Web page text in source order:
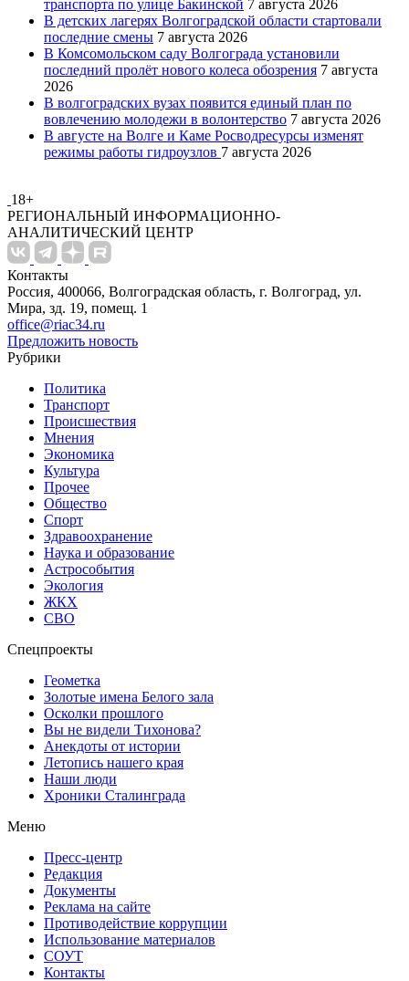
транспорта по улице Бакинской 7 августа 2026
В детских лагерях Волгоградской области стартовали
последние смены 7 августа 2026
В Комсомольском саду Волгограда установили
последний пролёт нового колеса обозрения 7 августа
2026
В волгоградских вузах появится единый план по
вовлечению молодежи в волонтерство 7 августа 2026
В августе на Волге и Каме Росводресурсы изменят
режимы работы гидроузлов 7 августа 2026
18+
РЕГИОНАЛЬНЫЙ ИНФОРМАЦИОННО-
АНАЛИТИЧЕСКИЙ ЦЕНТР
Контакты
Россия, 400066, Волгоградская область, г. Волгоград, ул.
Мира, зд. 19, помещ. 1
office@riac34.ru
Предложить новость
Рубрики
Политика
Транспорт
Происшествия
Мнения
Экономика
Культура
Прочее
Общество
Спорт
Здравоохранение
Наука и образование
Астрособытия
Экология
ЖКХ
СВО
Спецпроекты
Геометка
Золотые имена Белого зала
Осколки прошлого
Вы не видели Тихонова?
Анекдоты от истории
Летопись нашего края
Наши люди
Хроники Сталинграда
Меню
Пресс-центр
Редакция
Документы
Реклама на сайте
Противодействие коррупции
Использование материалов
СОУТ
Контакты